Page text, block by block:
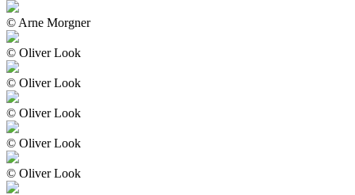
© Arne Morgner
© Oliver Look
© Oliver Look
© Oliver Look
© Oliver Look
© Oliver Look